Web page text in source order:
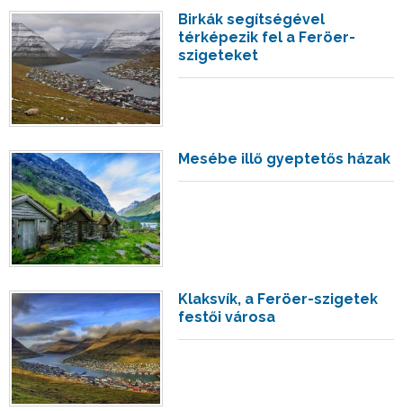
Birkák segítségével
térképezik fel a Feröer-
szigeteket
Mesébe illő gyeptetős házak
Klaksvík, a Feröer-szigetek
festői városa